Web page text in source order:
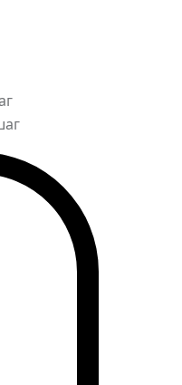
На следующий шаг